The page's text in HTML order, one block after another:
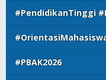
#PendidikanTinggi
#PBAK2026